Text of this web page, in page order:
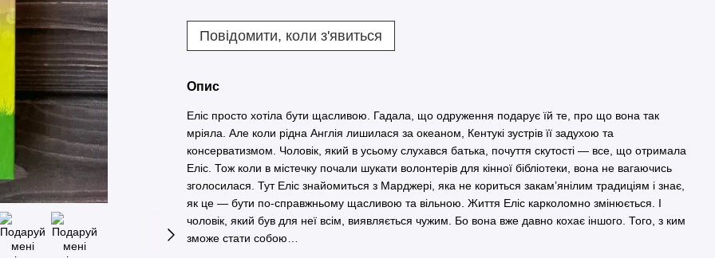
Повідомити, коли з'явиться
Опис
Еліс просто хотіла бути щасливою. Гадала, що одруження подарує їй те, про що вона так
мріяла. Але коли рідна Англія лишилася за океаном, Кентукі зустрів її задухою та
консерватизмом. Чоловік, який в усьому слухався батька, почуття скутості — все, що отримала
Еліс. Тож коли в містечку почали шукати волонтерів для кінної бібліотеки, вона не вагаючись
зголосилася. Тут Еліс знайомиться з Марджері, яка не кориться закам’янілим традиціям і знає,
як це — бути по-справжньому щасливою та вільною. Життя Еліс карколомно змінюється. І
чоловік, який був для неї всім, виявляється чужим. Бо вона вже давно кохає іншого. Того, з ким
зможе стати собою…